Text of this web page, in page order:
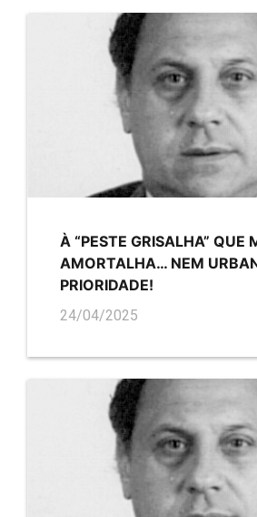
À “PESTE GRISALHA” QUE
AMORTALHA… NEM
PRIORIDADE!
24/04/2025